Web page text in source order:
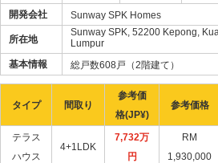
開発会社
Sunway SPK Homes
所在地
Sunway SPK, 52200 Kepong,
Lumpur
基本情報
総戸数608戸（2階建て）
タイプ 間取り
参考価
格(JP¥)
参考価格
テラス
ハウス
4+1LDK
7,732万
円
RM
1,930,000